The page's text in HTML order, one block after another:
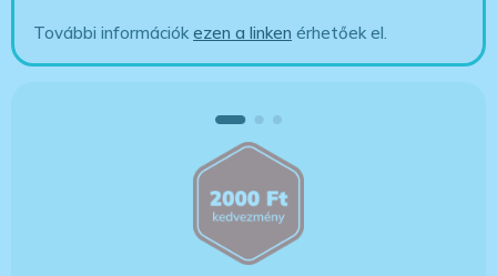
További információkezen a linken érhetőek el.